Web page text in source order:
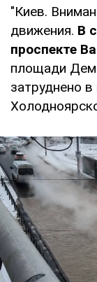
"Киев.
движения. В
проспекте
площади
затруднено